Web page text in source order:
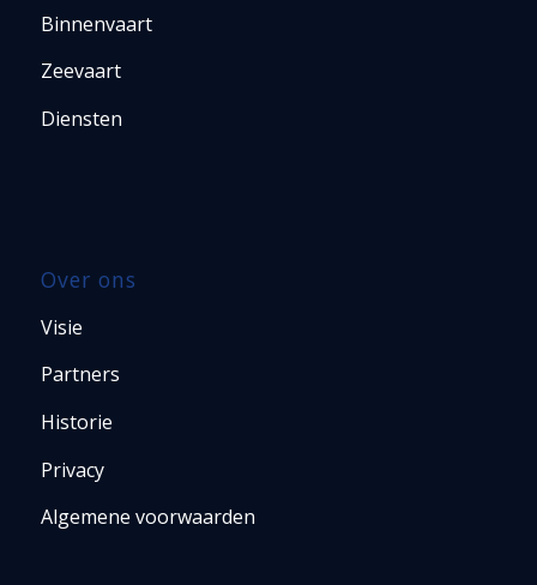
Binnenvaart
Zeevaart
Diensten
Over ons
Visie
Partners
Historie
Privacy
Algemene voorwaarden